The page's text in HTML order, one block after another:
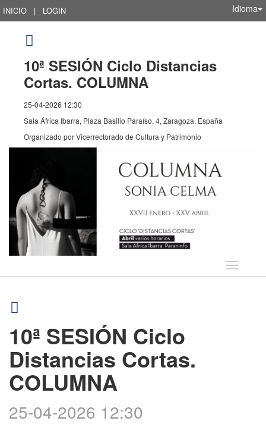
INICIO | LOGIN Idioma
10ª SESIÓN Ciclo Distancias
Cortas. COLUMNA
25-04-2026 12:30
Sala África Ibarra, Plaza Basilio Paraíso, 4, Zaragoza, España
Organizado porVicerrectorado de Cultura y Patrimonio
Idioma
10ª SESIÓN Ciclo
Distancias Cortas.
COLUMNA
25-04-2026 12:30